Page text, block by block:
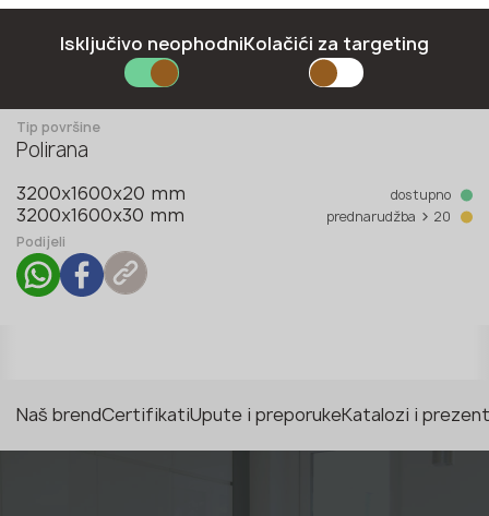
Tip površine
Polirana
3200x1600x20 mm dostupno
3200x1600x30 mm prednarudžba > 20
Podijeli
Naš brendCertifikatiUpute i preporukeKatalozi i
E-mail *
Isključivo neophodniKolačići za targeting